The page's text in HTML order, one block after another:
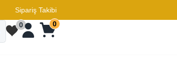
Sipariş Takibi
0 0